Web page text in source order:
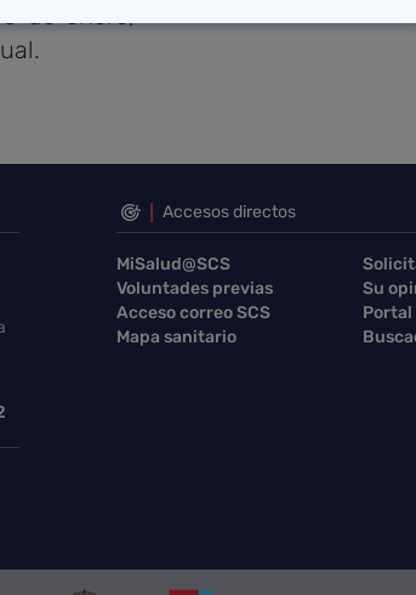
de enero,
Accesos directos
MiSalud@SCS
Voluntades previas
Su
Acceso correo SCS
Portal
Mapa sanitario